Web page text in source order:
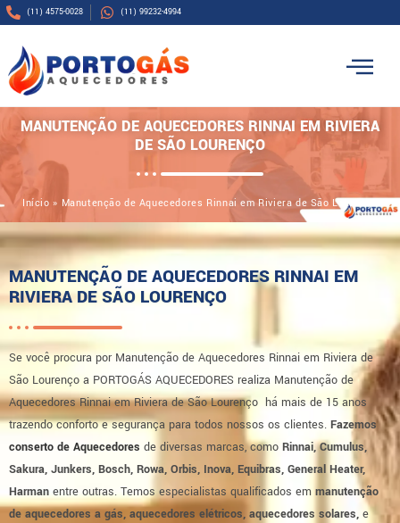
(11) 4575-0028 (11) 99232-4994
MANUTENÇÃO DE AQUECEDORES RINNAI EM RIVIERA
DE SÃO LOURENÇO
Início » Manutenção de Aquecedores Rinnai em Riviera de São Lourenço
MANUTENÇÃO DE AQUECEDORES RINNAI EM
RIVIERA DE SÃO LOURENÇO
Se você procura por Manutenção de Aquecedores Rinnai em Riviera de
São Lourenço a PORTOGÁS AQUECEDORES realiza Manutenção de
Aquecedores Rinnai em Riviera de São Lourenço há mais de 15 anos
trazendo conforto e segurança para todos nossos os clientes. Fazemos
conserto de Aquecedores de diversas marcas, como Rinnai, Cumulus,
Sakura, Junkers, Bosch, Rowa, Orbis, Inova, Equibras, General Heater,
Harman entre outras. Temos especialistas qualificados em manutenção
de aquecedores a gás, aquecedores elétricos, aquecedores solares, e